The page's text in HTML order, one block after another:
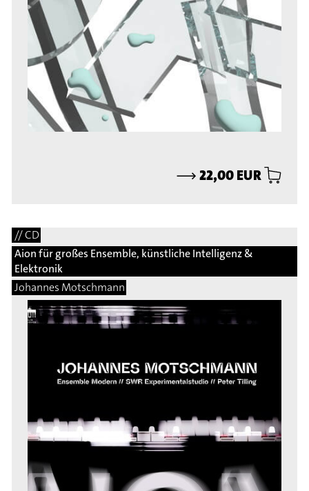
⟶22,00 EUR
// CD
Aion für großes Ensemble, künstliche Intelligenz &
Elektronik
Johannes Motschmann